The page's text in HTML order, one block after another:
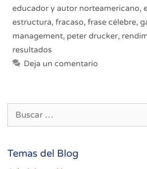
educador y autor norteamericano,
estructura, fracaso, frase célebre,
management, peter drucker,
resultados
Deja un comentario
Temas del Blog